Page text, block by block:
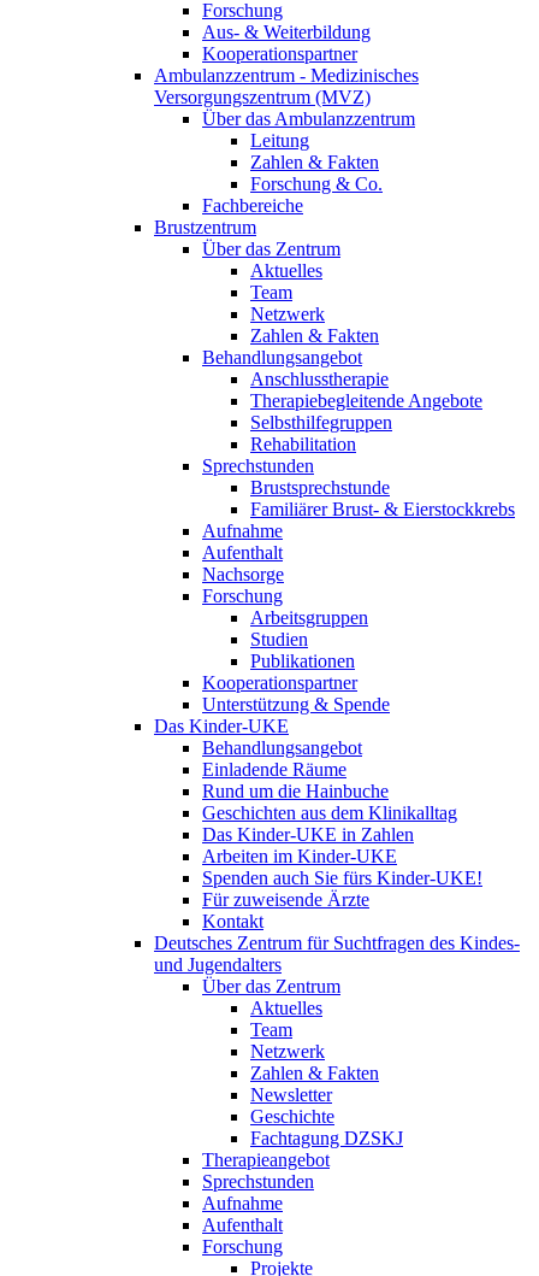
Forschung
Aus- & Weiterbildung
Kooperationspartner
Ambulanzzentrum - Medizinisches
Versorgungszentrum (MVZ)
Über das Ambulanzzentrum
Leitung
Zahlen & Fakten
Forschung & Co.
Fachbereiche
Brustzentrum
Über das Zentrum
Aktuelles
Team
Netzwerk
Zahlen & Fakten
Behandlungsangebot
Anschlusstherapie
Therapiebegleitende Angebote
Selbsthilfegruppen
Rehabilitation
Sprechstunden
Brustsprechstunde
Familiärer Brust- & Eierstockkrebs
Aufnahme
Aufenthalt
Nachsorge
Forschung
Arbeitsgruppen
Studien
Publikationen
Kooperationspartner
Unterstützung & Spende
Das Kinder-UKE
Behandlungsangebot
Einladende Räume
Rund um die Hainbuche
Geschichten aus dem Klinikalltag
Das Kinder-UKE in Zahlen
Arbeiten im Kinder-UKE
Spenden auch Sie fürs Kinder-UKE!
Für zuweisende Ärzte
Kontakt
Deutsches Zentrum für Suchtfragen des Kindes-
und Jugendalters
Über das Zentrum
Aktuelles
Team
Netzwerk
Zahlen & Fakten
Newsletter
Geschichte
Fachtagung DZSKJ
Therapieangebot
Sprechstunden
Aufnahme
Aufenthalt
Forschung
Projekte